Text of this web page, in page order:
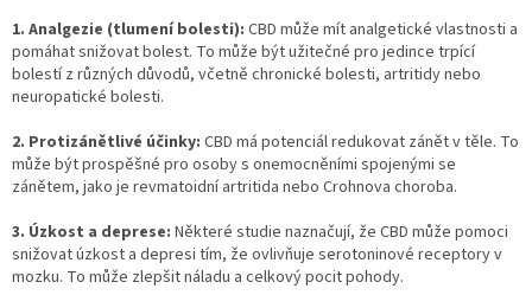
k
y
v
i
s
u
1. Analgezie (tlumení bolesti): CBD může mít analgetické vlastnosti a
pomáhat snižovat bolest. To může být užitečné pro jedince trpící
bolestí z různých důvodů, včetně chronické bolesti, artritidy nebo
neuropatické bolesti.
2. Protizánětlivé účinky: CBD má potenciál redukovat zánět v těle. To
může být prospěšné pro osoby s onemocněními spojenými se
zánětem, jako je revmatoidní artritida nebo Crohnova choroba.
3. Úzkost a deprese: Některé studie naznačují, že CBD může pomoci
snižovat úzkost a depresi tím, že ovlivňuje serotoninové receptory v
mozku. To může zlepšit náladu a celkový pocit pohody.